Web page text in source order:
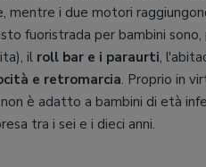
mentre i due motori
fuoristrada per bambini sono,
il roll bar e i paraurti,
e retromarcia. Proprio in
è adatto a bambini di età
tra i sei e i dieci anni.